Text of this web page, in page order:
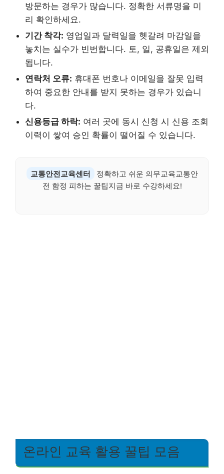
방문하는 경우가 많습니다. 정확한 서류명을 미
리 확인하세요.
기간 착각: 영업일과 달력일을 헷갈려 마감일을
놓치는 실수가 빈번합니다. 토, 일, 공휴일은 제외
됩니다.
연락처 오류: 휴대폰 번호나 이메일을 잘못 입력
하여 중요한 안내를 받지 못하는 경우가 있습니
다.
신용등급 하락: 여러 곳에 동시 신청 시 신용 조회
이력이 쌓여 승인 확률이 떨어질 수 있습니다.
교통안전교육센터
정확하고 쉬운 의무교육교통안
전 함정 피하는 꿀팁지금 바로 수강하세요!
온라인 교육 활용 꿀팁 모음